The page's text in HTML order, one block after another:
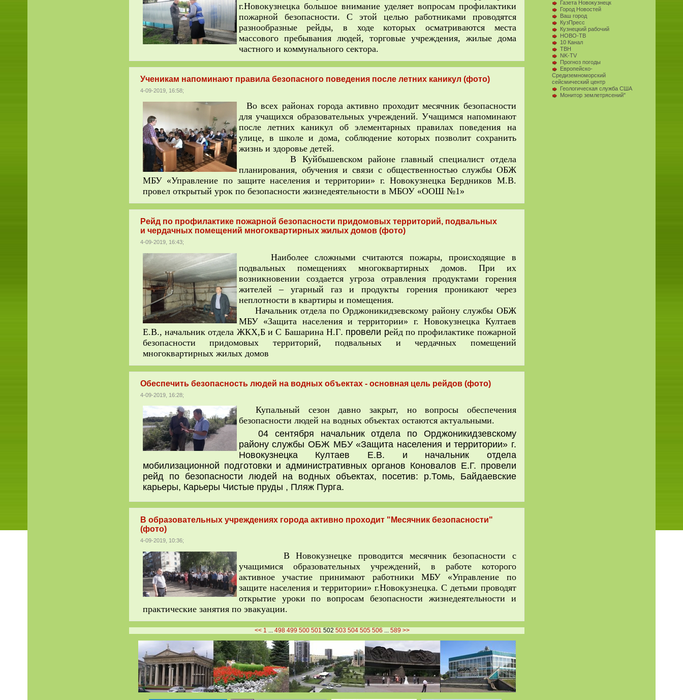
г.Новокузнецка большое внимание уделяет вопросам профилактики
пожарной безопасности. С этой целью работниками проводятся
разнообразные рейды, в ходе которых осматриваются места
массового пребывания людей, торговые учреждения, жилые дома
частного и коммунального сектора.
Ученикам напоминают правила безопасного поведения после летних каникул (фото)
4-09-2019, 16:58;
Во всех районах города активно проходит месячник безопасности
для учащихся образовательных учреждений. Учащимся напоминают
после летних каникул об элементарных правилах поведения на
улице, в школе и дома, соблюдение которых позволит сохранить
жизнь и здоровье детей.
В Куйбышевском районе главный специалист отдела
планирования, обучения и связи с общественностью службы ОБЖ
МБУ «Управление по защите населения и территории» г. Новокузнецка Бердников М.В.
провел открытый урок по безопасности жизнедеятельности в МБОУ «ООШ №1»
Рейд по профилактике пожарной безопасности придомовых территорий, подвальных
и чердачных помещений многоквартирных жилых домов (фото)
4-09-2019, 16:43;
Наиболее сложными считаются пожары, происходящие в
подвальных помещениях многоквартирных домов. При их
возникновении создается угроза отравления продуктами горения
жителей – угарный газ и продукты горения проникают через
неплотности в квартиры и помещения.
Начальник отдела по Орджоникидзевскому району службы ОБЖ
МБУ «Защита населения и территории» г. Новокузнецка Култаев
Е.В., начальник отдела ЖКХ,Б и С Башарина Н.Г. провели рейд по профилактике пожарной
безопасности придомовых территорий, подвальных и чердачных помещений
многоквартирных жилых домов
Обеспечить безопасность людей на водных объектах - основная цель рейдов (фото)
4-09-2019, 16:28;
Купальный сезон давно закрыт, но вопросы обеспечения
безопасности людей на водных объектах остаются актуальными.
04 сентября начальник отдела по Орджоникидзевскому
району службы ОБЖ МБУ «Защита населения и территории» г.
Новокузнецка Култаев Е.В. и начальник отдела
мобилизационной подготовки и административных органов Коновалов Е.Г. провели
рейд по безопасности людей на водных объектах, посетив: р.Томь, Байдаевские
карьеры, Карьеры Чистые пруды , Пляж Пурга.
В образовательных учреждениях города активно проходит "Месячник безопасности"
(фото)
4-09-2019, 10:36;
В Новокузнецке проводится месячник безопасности с
учащимися образовательных учреждений, в работе которого
активное участие принимают работники МБУ «Управление по
защите населения и территории» г.Новокузнецка. С детьми проводят
открытие уроки по вопросам безопасности жизнедеятельности и
практические занятия по эвакуации.
<< 1 ... 498 499 500 501 502 503 504 505 506 ... 589 >>
Газета Новокузнецк
Город Новостей
Ваш город
КузПресс
Кузнецкий рабочий
НОВО-ТВ
10 Канал
ТВН
NK-TV
Прогноз погоды
Европейско-
Средиземноморский
сейсмический центр
Геологическая служба США
Монитор землетрясений"